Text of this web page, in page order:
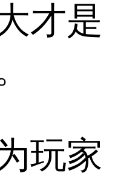
才是
玩家